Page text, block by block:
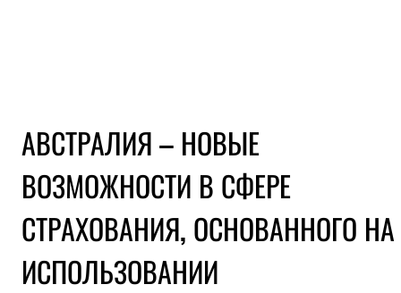
АВСТРАЛИЯ – НОВЫЕ
ВОЗМОЖНОСТИ В СФЕРЕ
СТРАХОВАНИЯ, ОСНОВАННОГО НА
ИСПОЛЬЗОВАНИИ